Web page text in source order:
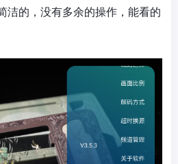
洁的，没有多余的操作，能看的